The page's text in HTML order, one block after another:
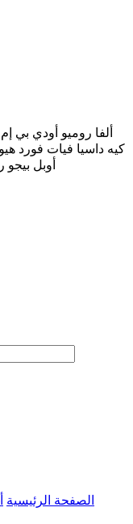
ألفا روميو أودي بي إم
كيه داسيا فيات فورد
أوبل بيجو
الصفحة الرئيسية